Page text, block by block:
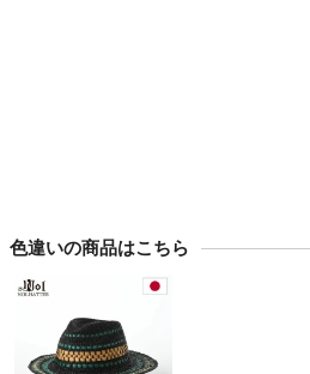
色違いの商品はこちら